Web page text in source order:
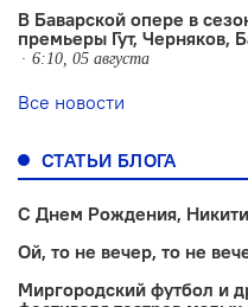
В Баварской опере в
премьеры Гут, Черняков,
6:10, 05 августа
Все новости
СТАТЬИ БЛОГА
С Днем Рождения,
Ой, то не вечер, то не
Миргородский футбол и